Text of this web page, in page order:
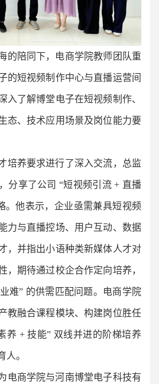
的陪同下，电商学院教师团队重
的短视频制作中心与直播运营间
入了解博堂电子在短视频制作、
态、技术应用场景及岗位能力要
培养要求进行了深入交流，总监
分享了公司 “短视频引流 + 直播
。他表示，企业亟需兼具短视频
力与直播控场、用户互动、数据
，并指出小语种类新媒体人才对
，期待通过校企合作定向培养，
难” 的供需匹配问题。电商学院
教融合课程模块、构建岗位胜任
养 + 技能” 双线并进的阶梯培养
人。
电商学院与河南博堂电子科技有